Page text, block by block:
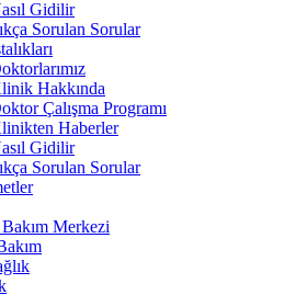
Gidilir
Sorulan Sorular
Hakkında
Çalışma Programı
Haberler
Gidilir
Sorulan Sorular
Merkezi